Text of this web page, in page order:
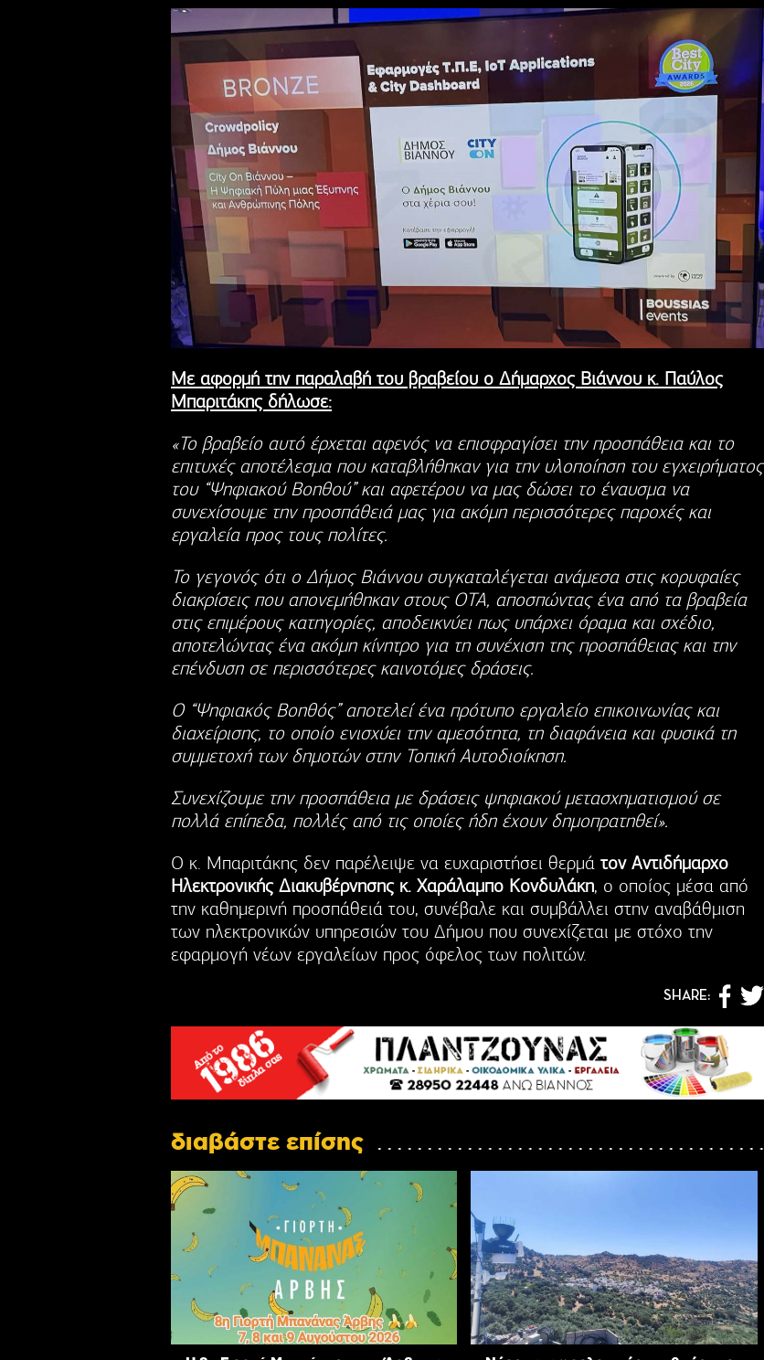
Με αφορμή την παραλαβή του βραβείου ο Δήμαρχος Βιάννου κ. Παύλος
Μπαριτάκης δήλωσε:
«Το βραβείο αυτό έρχεται αφενός να επισφραγίσει την προσπάθεια και το
επιτυχές αποτέλεσμα που καταβλήθηκαν για την υλοποίηση του εγχειρήματος
του “Ψηφιακού Βοηθού” και αφετέρου να μας δώσει το έναυσμα να
συνεχίσουμε την προσπάθειά μας για ακόμη περισσότερες παροχές και
εργαλεία προς τους πολίτες.
Το γεγονός ότι ο Δήμος Βιάννου συγκαταλέγεται ανάμεσα στις κορυφαίες
διακρίσεις που απονεμήθηκαν στους ΟΤΑ, αποσπώντας ένα από τα βραβεία
στις επιμέρους κατηγορίες, αποδεικνύει πως υπάρχει όραμα και σχέδιο,
αποτελώντας ένα ακόμη κίνητρο για τη συνέχιση της προσπάθειας και την
επένδυση σε περισσότερες καινοτόμες δράσεις.
Ο “Ψηφιακός Βοηθός” αποτελεί ένα πρότυπο εργαλείο επικοινωνίας και
διαχείρισης, το οποίο ενισχύει την αμεσότητα, τη διαφάνεια και φυσικά τη
συμμετοχή των δημοτών στην Τοπική Αυτοδιοίκηση.
Συνεχίζουμε την προσπάθεια με δράσεις ψηφιακού μετασχηματισμού σε
πολλά επίπεδα, πολλές από τις οποίες ήδη έχουν δημοπρατηθεί».
Ο κ. Μπαριτάκης δεν παρέλειψε να ευχαριστήσει θερμά τον Αντιδήμαρχο
Ηλεκτρονικής Διακυβέρνησης κ. Χαράλαμπο Κονδυλάκη, ο οποίος μέσα από
την καθημερινή προσπάθειά του, συνέβαλε και συμβάλλει στην αναβάθμιση
των ηλεκτρονικών υπηρεσιών του Δήμου που συνεχίζεται με στόχο την
εφαρμογή νέων εργαλείων προς όφελος των πολιτών.
SHARE:
διαβάστε επίσης